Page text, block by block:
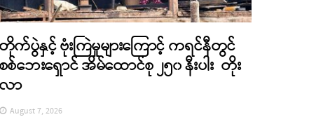
တိုက်ပွဲနှင့် ဗုံးကြဲမှုများကြောင့် ကရင်နီတွင်
စစ်ဘေးရှောင် အိမ်ထောင်စု ၂၅၀ နီးပါး တိုး
လာ
August 7, 2026